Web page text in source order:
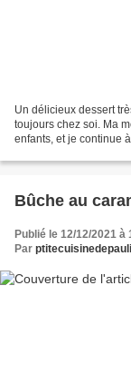
Un délicieux dessert
toujours chez soi. Ma
enfants, et je continue
Bûche au
Publié le 12/12/2021 à
Par